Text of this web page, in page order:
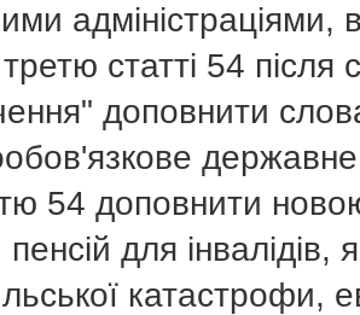
статті 54
доповнити
54 доповнити
для інвалідів,
катастрофи,